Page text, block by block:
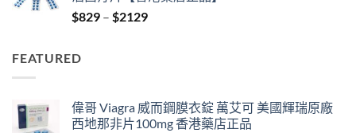
$829 – $2129Price
FEATURED
偉哥 Viagra 威而鋼膜衣錠 萬艾可 美國輝瑞原廠
西地那非片100mg 香港藥店正品